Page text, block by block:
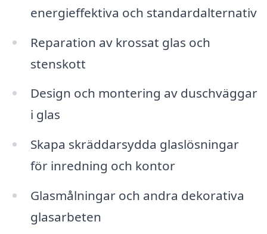
energieffektiva och standardalternativ
Reparation av krossat glas och
stenskott
Design och montering av duschväggar
i glas
Skapa skräddarsydda glaslösningar
för inredning och kontor
Glasmålningar och andra dekorativa
glasarbeten